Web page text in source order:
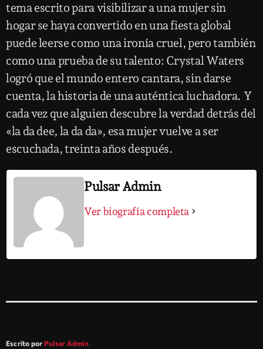
tema escrito para visibilizar a una mujer sin
hogar se haya convertido en una fiesta global
puede leerse como una ironía cruel, pero también
como una prueba de su talento: Crystal Waters
logró que el mundo entero cantara, sin darse
cuenta, la historia de una auténtica luchadora. Y
cada vez que alguien descubre la verdad detrás del
«la da dee, la da da», esa mujer vuelve a ser
escuchada, treinta años después.
Pulsar Admin
Ver biografía completa
Escrito por Pulsar Admin